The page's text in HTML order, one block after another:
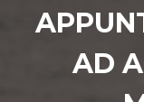
AD